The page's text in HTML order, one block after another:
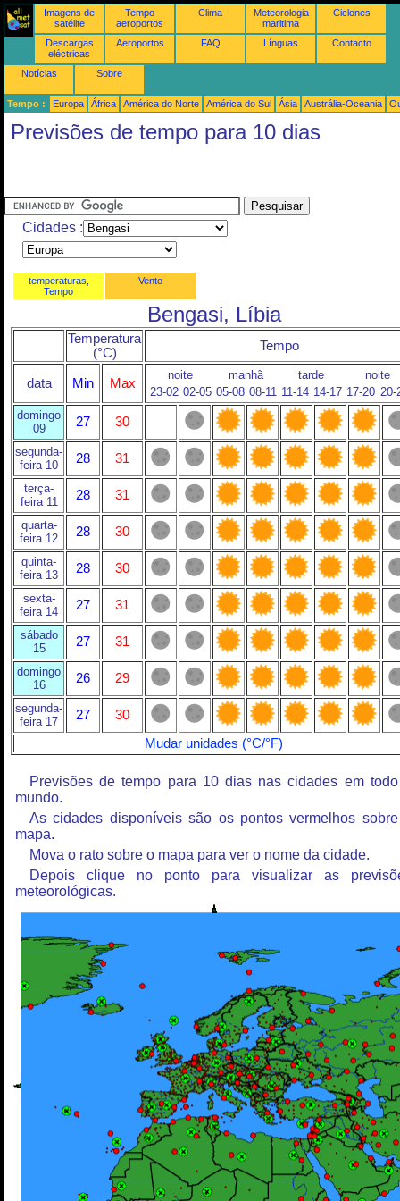
Imagens de
satélite
Tempo
aeroportos
Clima
Meteorologia
maritima
Ciclones
Descargas
eléctricas
Aeroportos FAQ Línguas Contacto
Notícias Sobre
Tempo : Europa África América do Norte América do Sul Ásia Austrália-Oceania
Previsões de tempo para 10 dias
Cidades :
temperaturas,
Tempo
Vento
Bengasi, Líbia
Temperatura
(°C)
Tempo
data Min Max
noite manhã tarde
noite
23-02 02-05 05-08 08-11 11-14 14-17 17-20 20-
domingo
09
27 30
segunda-
feira 10
28 31
terça-
feira 11
28 31
quarta-
feira 12
28 30
quinta-
feira 13
28 30
sexta-
feira 14
27 31
sábado
15
27 31
domingo
16
26 29
segunda-
feira 17
27
30
Mudar unidades (°C/°F)
Previsões de tempo para 10 dias nas cidades em
mundo.
As cidades disponíveis são os pontos vermelhos
mapa.
Mova o rato sobre o mapa para ver o nome da cidade.
Depois clique no ponto para visualizar as
meteorológicas.